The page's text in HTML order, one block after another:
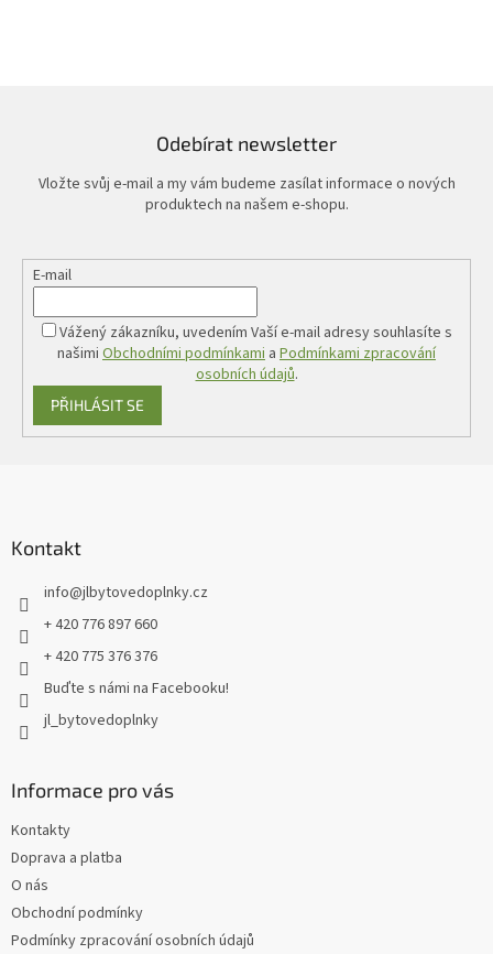
Odebírat newsletter
Vložte svůj e-mail a my vám budeme zasílat informace o nových
produktech na našem e-shopu.
E-mail
Vážený zákazníku, uvedením Vaší e-mail adresy souhlasíte s
našimi Obchodními podmínkami a Podmínkami zpracování
osobních údajů.
PŘIHLÁSIT SE
Kontakt
info@jlbytovedoplnky.cz
+ 420 776 897 660
+ 420 775 376 376
Buďte s námi na Facebooku!
jl_bytovedoplnky
Informace pro vás
Kontakty
Doprava a platba
O nás
Obchodní podmínky
Podmínky zpracování osobních údajů